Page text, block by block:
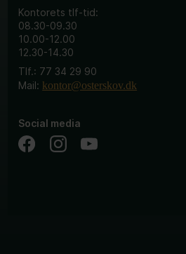
Kontorets tlf-tid:
08.30-09.30
10.00-12.00
12.30-14.30
Tlf.: 77 34 29 90
Mail: kontor@osterskov.dk
Social media